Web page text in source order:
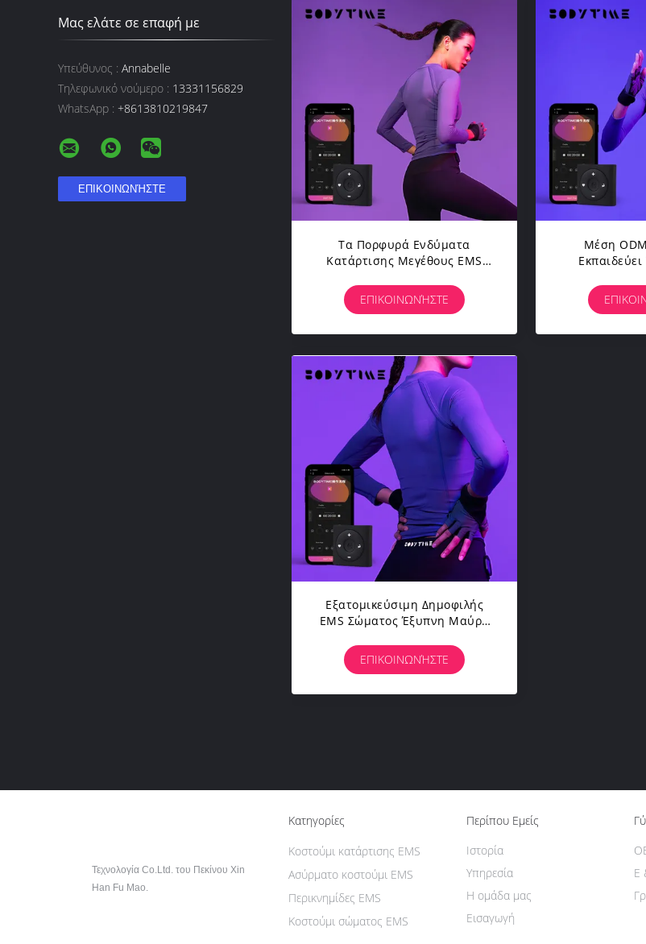
Μας ελάτε σε επαφή με
Υπεύθυνος : Annabelle
Τηλεφωνικό νούμερο : 13331156829
WhatsApp : +8613810219847
Τα Πορφυρά Ενδύματα
Κατάρτισης Μεγέθους EMS
Καθορισμένο CE Ιματισμού
Workout Επικυρωμένο
ΕΠΙΚΟΙΝΩΝΉΣΤΕ
Μέση
Εξατομικεύσιμη Δημοφιλής
EMS Σώματος Έξυπνη Μαύρη
Γυμναστικής Κοστουμιών
ΕΠΙΚΟΙΝΩΝΉΣΤΕ
Τεχνολογία Co.Ltd. του Πεκίνου Xin
Han Fu Mao.
Κατηγορίες
Κοστούμι σώματος EMS
Κοστούμι κατάρτισης EMS
Ασύρματο κοστούμι EMS
Περικνημίδες EMS
Περίπου Εμείς
Εισαγωγή
Ιστορία
Υπηρεσία
Η ομάδα μας
Ε